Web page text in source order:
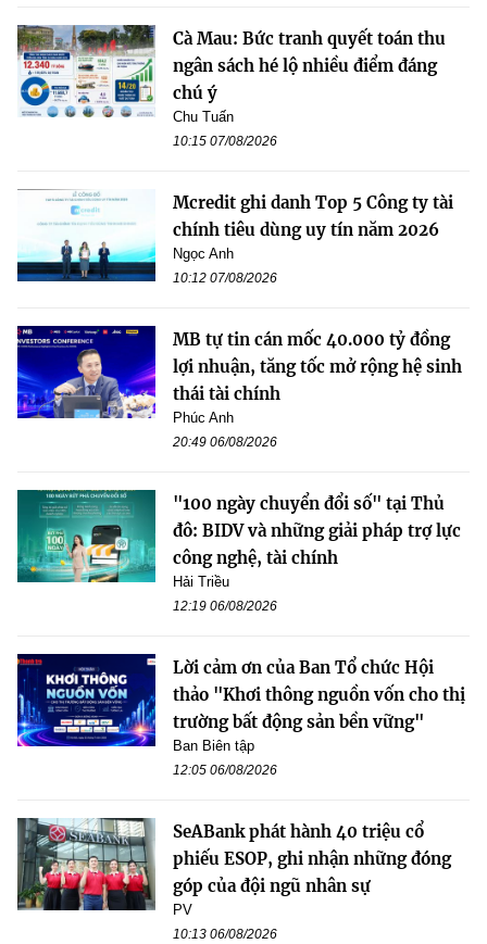
Cà Mau: Bức tranh quyết toán thu
ngân sách hé lộ nhiều điểm đáng
chú ý
Chu Tuấn
10:15 07/08/2026
Mcredit ghi danh Top 5 Công ty tài
chính tiêu dùng uy tín năm 2026
Ngọc Anh
10:12 07/08/2026
MB tự tin cán mốc 40.000 tỷ đồng
lợi nhuận, tăng tốc mở rộng hệ sinh
thái tài chính
Phúc Anh
20:49 06/08/2026
"100 ngày chuyển đổi số" tại Thủ
đô: BIDV và những giải pháp trợ lực
công nghệ, tài chính
Hải Triều
12:19 06/08/2026
Lời cảm ơn của Ban Tổ chức Hội
thảo "Khơi thông nguồn vốn cho thị
trường bất động sản bền vững"
Ban Biên tập
12:05 06/08/2026
SeABank phát hành 40 triệu cổ
phiếu ESOP, ghi nhận những đóng
góp của đội ngũ nhân sự
PV
10:13 06/08/2026